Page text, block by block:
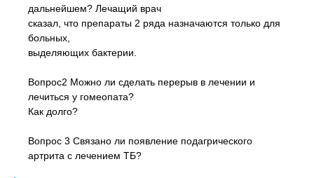
дальнейшем? Лечащий врач
сказал, что препараты 2 ряда назначаются только для
больных,
выделяющих бактерии.
Вопрос2 Можно ли сделать перерыв в лечении и
лечиться у гомеопата?
Как долго?
Вопрос 3 Связано ли появление подагрического
артрита с лечением ТБ?